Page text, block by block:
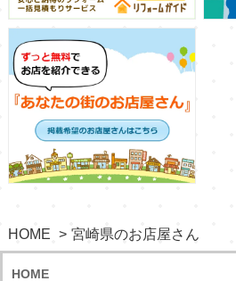
HOME 宮崎県のお店屋さん
HOME